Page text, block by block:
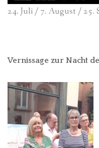
24. Juli / 7. August / 25.
Vernissage zur Nacht